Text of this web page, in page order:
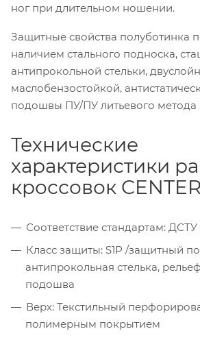
ног при длительном ношении.
Защитные свойства полуботинка
наличием стального подноска,
антипрокольной стельки,
маслобензостойкой,
подошвы ПУ/ПУ литьевого метода
Технические
характеристики
кроссовок CENTER
Соответствие стандартам: ДСТУ
Класс защиты: S1Р /защитный
антипрокольная стелька,
подошва
Верх: Текстильный
полимерным покрытием